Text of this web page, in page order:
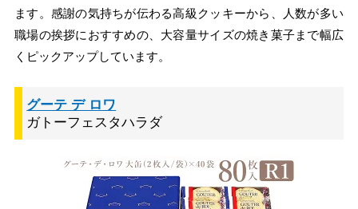
ます。感謝の気持ちが伝わる高級クッキーから、人数が多い
職場の挨拶におすすめの、大容量サイズの焼き菓子まで幅広
くピックアップしています。
グーテ デ ロワ
ガトーフェスタハラダ